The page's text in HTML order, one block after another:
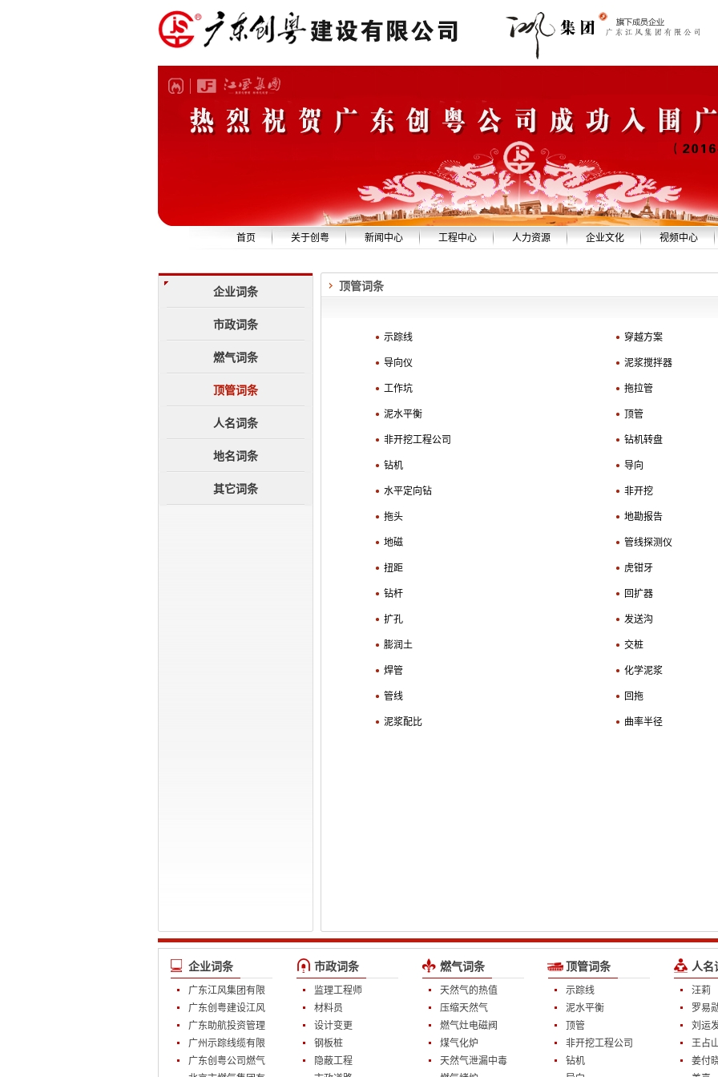
首页 关于创粤 新闻中心
安全生产
社会责任
综合资讯
创粤网谈
法务规范
图片新闻
工程中心 人力资源 企业文化
书画摄影
标准管理
企业标识
视频中心
企业词条
市政词条
燃气词条
顶管词条
人名词条
地名词条
其它词条
顶管词条
示踪线 穿越方案
导向仪 泥浆搅拌器
工作坑 拖拉管
泥水平衡 顶管
非开挖工程公司 钻机转盘
钻机 导向
水平定向钻 非开挖
拖头 地勘报告
地磁 管线探测仪
扭距 虎钳牙
钻杆 回扩器
扩孔 发送沟
膨润土 交桩
焊管 化学泥浆
管线 回拖
泥浆配比 曲率半径
企业词条
广东江风集团有限
公司
广东创粤建设江风
装饰公司
广东助航投资管理
有限公司
广州示踪线缆有限
公司
广东创粤公司燃气
部
市政词条
监理工程师
材料员
设计变更
钢板桩
隐蔽工程
燃气词条
天然气的热值
压缩天然气
燃气灶电磁阀
煤气化炉
天然气泄漏中毒
顶管词条
示踪线
泥水平衡
顶管
非开挖工程公司
钻机
人名
汪莉
罗易
刘运
王占
姜付